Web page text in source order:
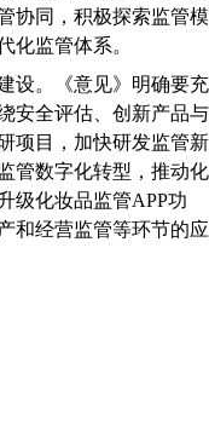
协同，积极探索监管模
化监管体系。
。《意见》明确要充
安全评估、创新产品与
项目，加快研发监管新
管数字化转型，推动化
级化妆品监管APP功
和经营监管等环节的应